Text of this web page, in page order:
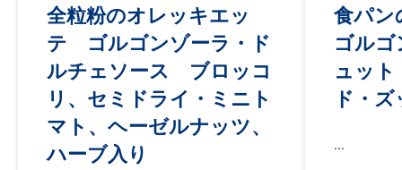
全粒粉のオレッキエッ
テ ゴルゴンゾーラ・ド
ルチェソース ブロッコ
リ、セミドライ・ミニト
マト、ヘーゼルナッツ、
ハーブ入り
食パ
ゴル
ュッ
ド・
...